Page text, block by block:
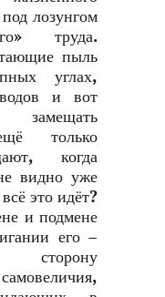
лозунгом
труда.
пыль
углах,
и вот
только
когда
видно уже
это идёт?
и подмене
его –